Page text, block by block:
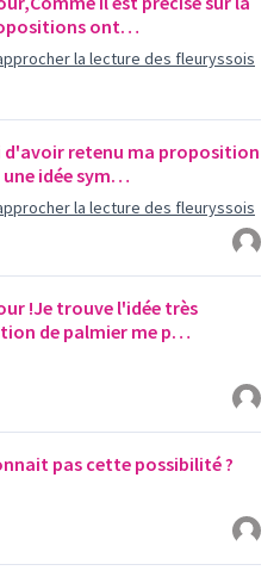
ont…
la lecture des fleuryssois
d'avoir retenu ma proposition
idée sym…
la lecture des fleuryssois
!Je trouve l'idée très
de palmier me p…
pas cette possibilité ?